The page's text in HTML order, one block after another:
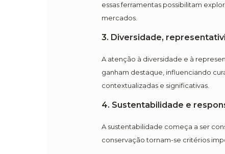
essas ferramentas possibilitam
mercados.
3. Diversidade,
A atenção à diversidade e à
ganham destaque, influenciando
contextualizadas e significativas.
4. Sustentabilidade e
A sustentabilidade começa a ser
conservação tornam-se critérios